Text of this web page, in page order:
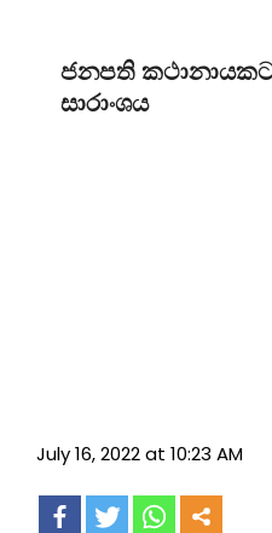
ජනපති
සාරාංශය
July 16, 2022 at 10:23 AM